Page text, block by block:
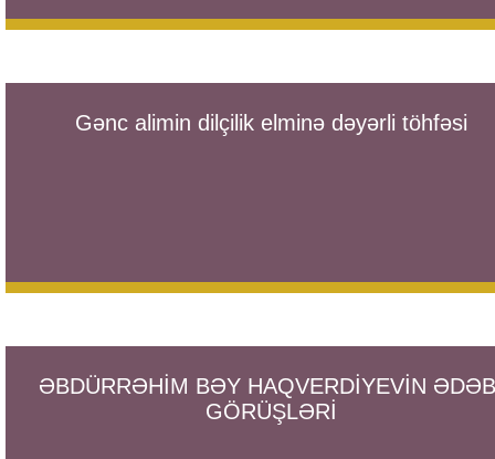
Gənc alimin dilçilik elminə dəyərli töhfəsi
ƏBDÜRRƏHİM BƏY HAQVERDİYEVİN
GÖRÜŞLƏRİ